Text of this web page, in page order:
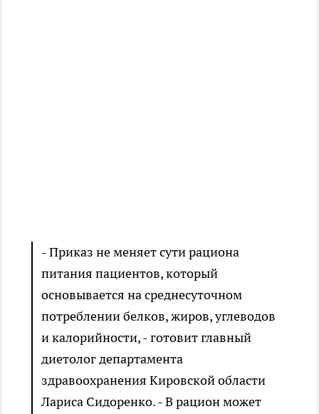
- Приказ не меняет сути рациона
питания пациентов, который
основывается на среднесуточном
потреблении белков, жиров, углеводов
и калорийности, - готовит главный
диетолог департамента
здравоохранения Кировской области
Лариса Сидоренко. - В рацион может